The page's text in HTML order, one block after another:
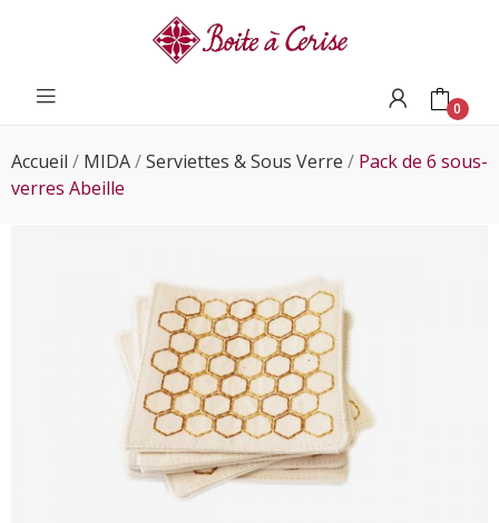
0
Accueil MIDA Serviettes & Sous Verre
Pack de 6 sous-
verres Abeille